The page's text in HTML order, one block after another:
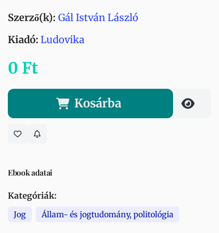
Szerző(k): Gál István László
Kiadó: Ludovika
0 Ft
Kosárba
Ebook adatai
Kategóriák:
Jog Állam- és jogtudomány, politológia